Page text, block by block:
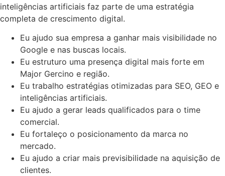
inteligências artificiais faz parte de uma estratégia
completa de crescimento digital.
Eu ajudo sua empresa a ganhar mais visibilidade no
Google e nas buscas locais.
Eu estruturo uma presença digital mais forte em
Major Gercino e região.
Eu trabalho estratégias otimizadas para SEO, GEO e
inteligências artificiais.
Eu ajudo a gerar leads qualificados para o time
comercial.
Eu fortaleço o posicionamento da marca no
mercado.
Eu ajudo a criar mais previsibilidade na aquisição de
clientes.